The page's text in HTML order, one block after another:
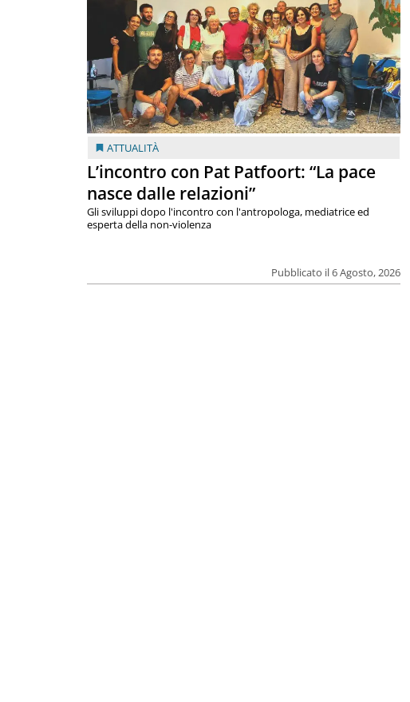
ATTUALITÀ
L’incontro con Pat Patfoort: “La pace
nasce dalle relazioni”
Pubblicato il 6 Agosto, 2026
Gli sviluppi dopo l'incontro con l'antropologa, mediatrice ed
esperta della non-violenza